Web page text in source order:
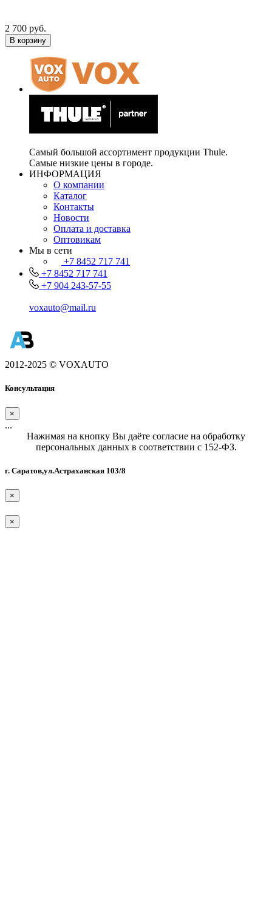
2 700 руб.
В корзину
Самый большой ассортимент продукции Thule.
Самые низкие цены в городе.
ИНФОРМАЦИЯ
О компании
Каталог
Контакты
Новости
Оплата и доставка
Оптовикам
Мы в сети
+7 8452 717 741
+7 8452 717 741
+7 904 243-57-55
voxauto@mail.ru
2012-2025 © VOXAUTO
Консультация
×
...
Нажимая на кнопку Вы даёте согласие на обработку
персональных данных в соответствии с 152-ФЗ.
г. Саратов,ул.Астраханская 103/8
×
×